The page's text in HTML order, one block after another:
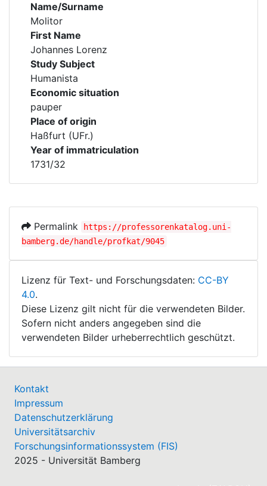
Name/Surname
Molitor
First Name
Johannes Lorenz
Study Subject
Humanista
Economic situation
pauper
Place of origin
Haßfurt (UFr.)
Year of immatriculation
1731/32
Permalink
https://professorenkatalog.uni-
bamberg.de/handle/profkat/9045
Lizenz für Text- und Forschungsdaten: CC-BY
4.0.
Diese Lizenz gilt nicht für die verwendeten Bilder.
Sofern nicht anders angegeben sind die
verwendeten Bilder urheberrechtlich geschützt.
Kontakt
Impressum
Datenschutzerklärung
Universitätsarchiv
Forschungsinformationssystem (FIS)
2025 - Universität Bamberg